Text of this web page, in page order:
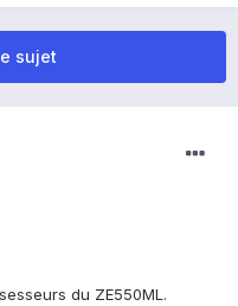
sujet
du ZE550ML.